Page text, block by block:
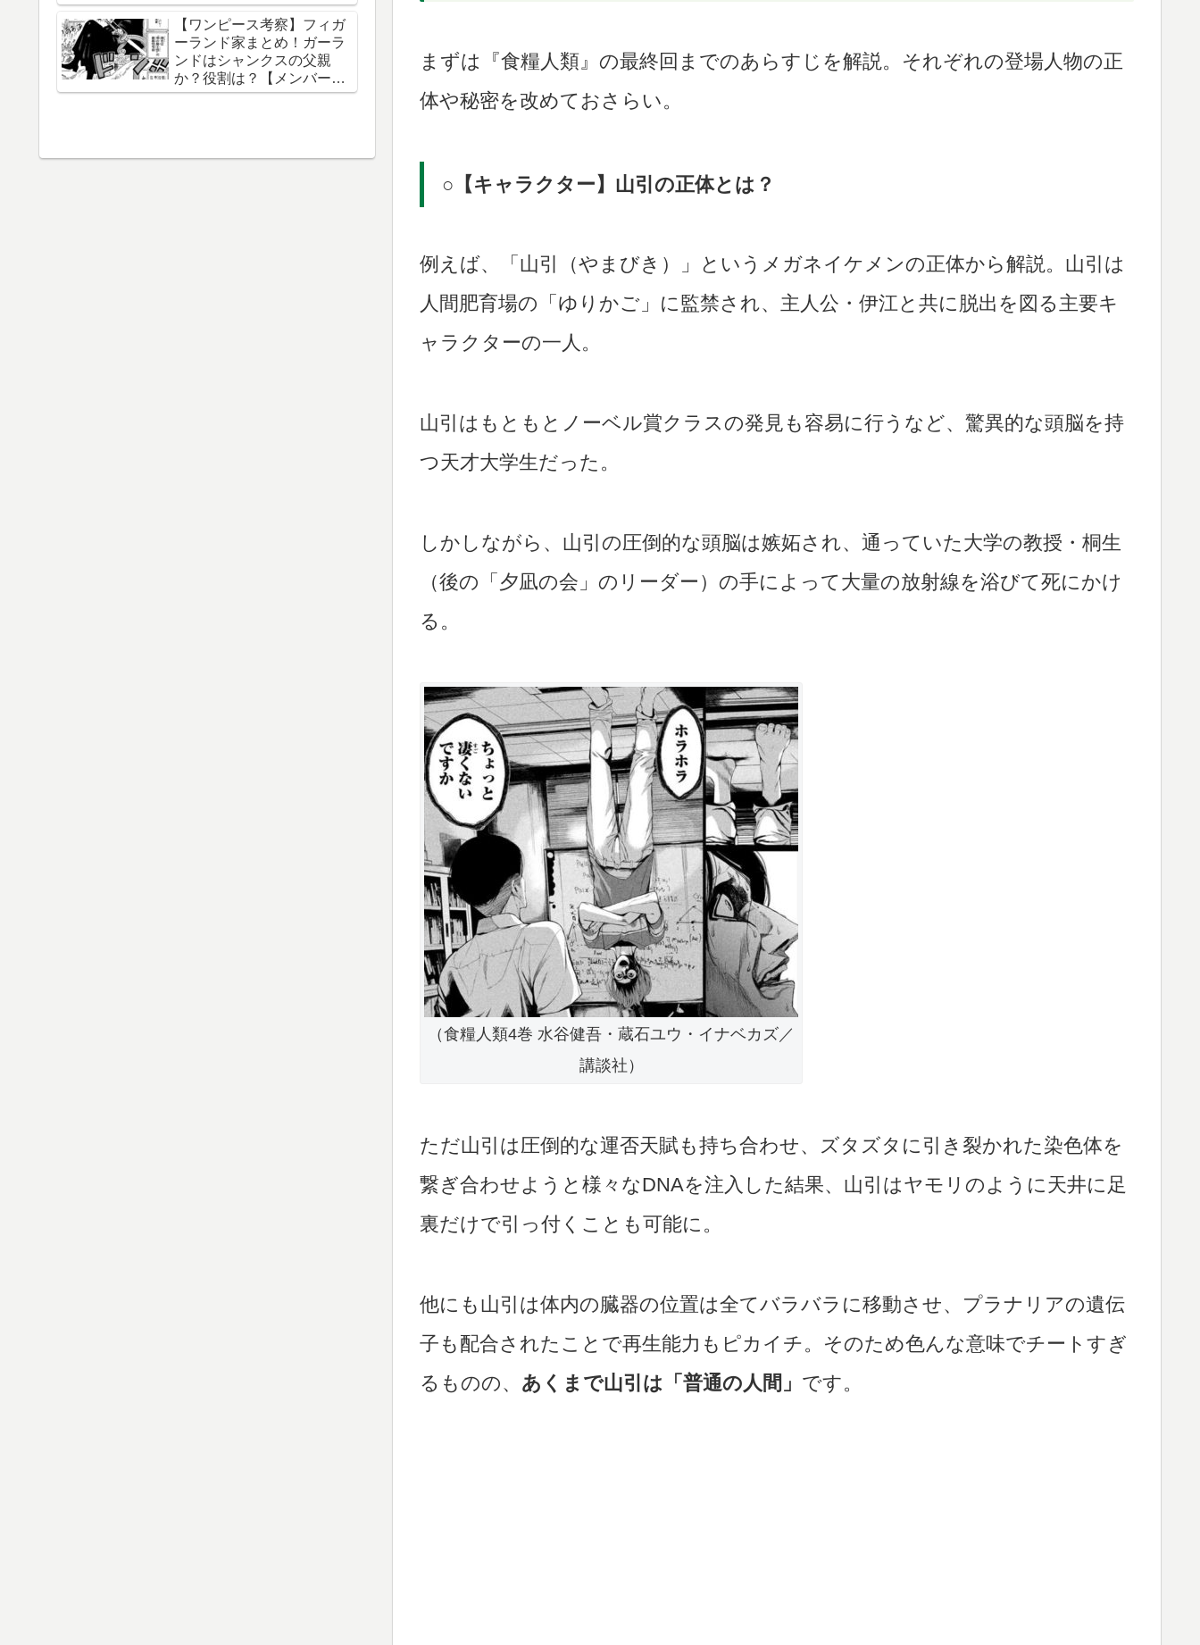
まずは『食糧人類』の最終回までのあらすじを解説。それぞれの登場人物の正
体や秘密を改めておさらい。
○【キャラクター】山引の正体とは？
例えば、「山引（やまびき）」というメガネイケメンの正体から解説。山引は
人間肥育場の「ゆりかご」に監禁され、主人公・伊江と共に脱出を図る主要キ
ャラクターの一人。
山引はもともとノーベル賞クラスの発見も容易に行うなど、驚異的な頭脳を持
つ天才大学生だった。
しかしながら、山引の圧倒的な頭脳は嫉妬され、通っていた大学の教授・桐生
（後の「夕凪の会」のリーダー）の手によって大量の放射線を浴びて死にかけ
る。
（食糧人類4巻 水谷健吾・蔵石ユウ・イナベカズ／
講談社）
ただ山引は圧倒的な運否天賦も持ち合わせ、ズタズタに引き裂かれた染色体を
繋ぎ合わせようと様々なDNAを注入した結果、山引はヤモリのように天井に足
裏だけで引っ付くことも可能に。
他にも山引は体内の臓器の位置は全てバラバラに移動させ、プラナリアの遺伝
子も配合されたことで再生能力もピカイチ。そのため色んな意味でチートすぎ
るものの、 あくまで山引は「普通の人間」 です。
王鍵とは？異名は？声優CV
は？必殺技は？【霊王宮】
【泉湯鬼・穀王・刀神・大
織守・まなこ和尚】
【ワンピース考察】フィガ
ーランド家まとめ！ガーラ
ンドはシャンクスの父親
か？役割は？【メンバー一
覧】